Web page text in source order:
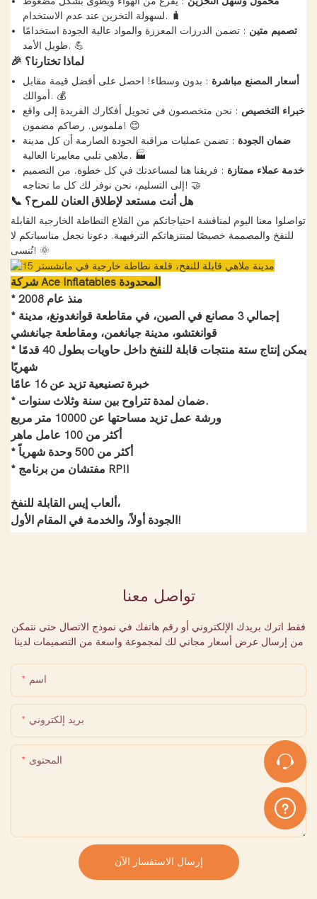
لسهولة التخزين عند عدم الاستخدام. 🧳
تصميم متين : تضمن الدرزات المعززة والمواد عالية الجودة استخدامًا
طويل الأمد. 💪
🎉 لماذا تختارنا؟
أسعار المصنع مباشرة : بدون وسطاء! احصل على أفضل قيمة مقابل
أموالك. 💰
خبراء التخصيص : نحن متخصصون في تحويل أفكارك الفريدة إلى واقع
ملموس. رضاكم مضمون! 😊
ضمان الجودة : تضمن عمليات مراقبة الجودة الصارمة أن كل مدينة
ملاهي تلبي معاييرنا العالية. 🏭
خدمة عملاء ممتازة : فريقنا هنا لمساعدتك في كل خطوة. من التصميم
إلى التسليم، نحن نوفر لك كل ما تحتاجه! 🤝
📞 هل أنت مستعد لإطلاق العنان للمرح؟
تواصلوا معنا اليوم لمناقشة احتياجاتكم من القلاع النطاطة الخارجية القابلة
للنفخ والمصممة خصيصًا لمنتزهاتكم الترفيهية. دعونا نجعل مناسباتكم لا
تُنسى! 🌞
شركة Ace Inflatables المحدودة
* منذ عام 2008
* إجمالي 3 مصانع في الصين، في مقاطعة قوانغدونغ، مدينة
قوانغتشو، مدينة جيانغمن، ومقاطعة جيانغشي
* يمكن إنتاج ستة منتجات قابلة للنفخ داخل حاويات بطول 40 قدمًا
شهريًا
خبرة تصنيعية تزيد عن 16 عامًا
* ضمان لمدة تتراوح بين سنة وثلاث سنوات.
ورشة عمل تزيد مساحتها عن 10000 متر مربع
أكثر من 100 عامل ماهر
* أكثر من 500 وحدة شهرياً
* مفتشان من برنامج RPII
ألعاب إيس القابلة للنفخ،
الجودة أولاً، والخدمة في المقام الأول!
تواصل معنا
فقط اترك بريدك الإلكتروني أو رقم هاتفك في نموذج الاتصال حتى نتمكن
من إرسال عرض أسعار مجاني لك لمجموعة واسعة من التصميمات لدينا
اسم
بريد إلكتروني
المحتوى
إرسال الاستفسار الآن